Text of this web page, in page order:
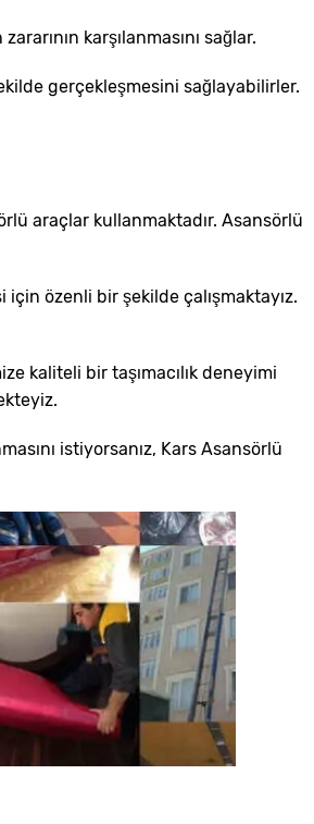
karşılanmasını sağlar.
gerçekleşmesini sağlayabilirler.
araçlar kullanmaktadır. Asansörlü
için özenli bir şekilde çalışmaktayız.
kaliteli bir taşımacılık deneyimi
istiyorsanız, Kars Asansörlü